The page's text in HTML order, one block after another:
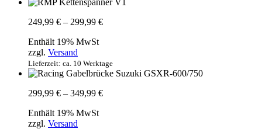
249,99 € – 299,99 €Preisspanne:
Enthält 19% MwSt
zzgl. Versand
Lieferzeit: ca. 10 Werktage
299,99 € – 349,99 €Preisspanne:
Enthält 19% MwSt
zzgl. Versand